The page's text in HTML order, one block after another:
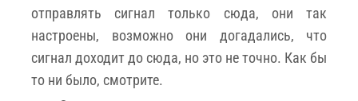
отправлять сигнал только сюда, они так
настроены, возможно они догадались, что
сигнал доходит до сюда, но это не точно. Как бы
то ни было, смотрите.